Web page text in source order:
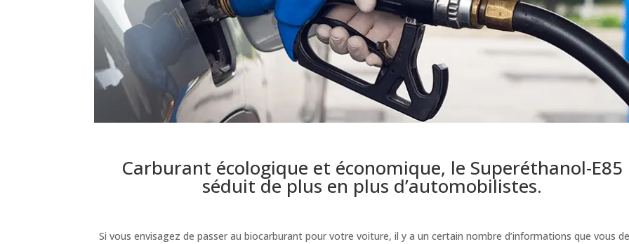
Carburant écologique et économique, le Superéthanol-E85
séduit de plus en plus d’automobilistes.
Si vous envisagez de passer au biocarburant pour votre voiture, il y a un certain nombre d’informations que vous